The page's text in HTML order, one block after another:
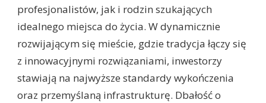
profesjonalistów, jak i rodzin szukających
idealnego miejsca do życia. W dynamicznie
rozwijającym się mieście, gdzie tradycja łączy się
z innowacyjnymi rozwiązaniami, inwestorzy
stawiają na najwyższe standardy wykończenia
oraz przemyślaną infrastrukturę. Dbałość o